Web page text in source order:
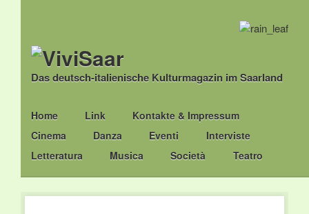
Das deutsch-italienische Kulturmagazin im Saarland
Main menu
Skip
to
content
Home Link
Kontakte & Impressum
Cinema
Danza Eventi
Interviste
Letteratura
Musica Società Teatro